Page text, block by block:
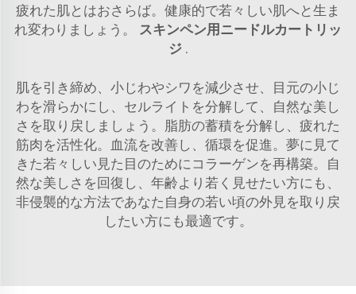
疲れた肌とはおさらば。健康的で若々しい肌へと生ま
れ変わりましょう。 スキンペン用ニードルカートリッ
ジ .
肌を引き締め、小じわやシワを減少させ、目元の小じ
わを滑らかにし、セルライトを分解して、自然な美し
さを取り戻しましょう。脂肪の蓄積を分解し、疲れた
筋肉を活性化。血流を改善し、循環を促進。夢に見て
きた若々しい見た目のためにコラーゲンを再構築。自
然な美しさを回復し、年齢より若く見せたい方にも、
非侵襲的な方法であなた自身の若い頃の外見を取り戻
したい方にも最適です。